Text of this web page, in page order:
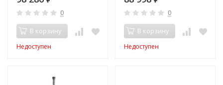
0
В корзину
Недоступен
0
В корзину
Недоступен